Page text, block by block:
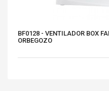
BF0128 - VENTILADOR BOX
ORBEGOZO